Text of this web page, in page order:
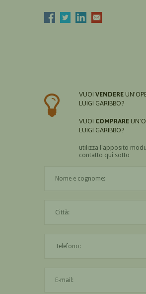
VUOI VENDERE
LUIGI GARIBBO?
VUOI COMPRARE
LUIGI GARIBBO?
utilizza l'apposito
contatto qui sotto